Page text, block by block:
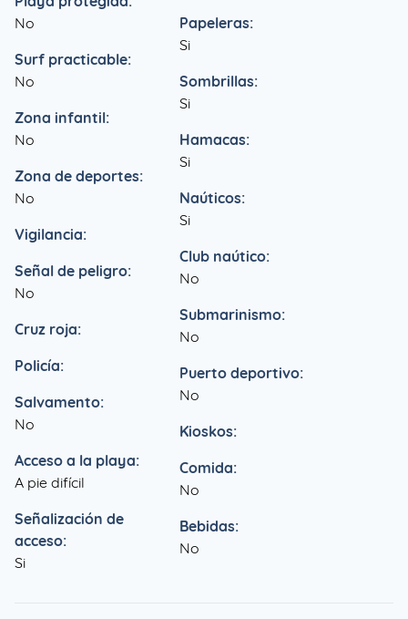
No
Surf practicable:
No
Zona infantil:
No
Zona de deportes:
No
Vigilancia:
Señal de peligro:
No
Cruz roja:
Policía:
Salvamento:
No
Acceso a la playa:
A pie difícil
Señalización de
acceso:
Si
Papeleras:
Si
Sombrillas:
Si
Hamacas:
Si
Naúticos:
Si
Club naútico:
No
Submarinismo:
No
Puerto deportivo:
No
Kioskos:
Comida:
No
Bebidas:
No